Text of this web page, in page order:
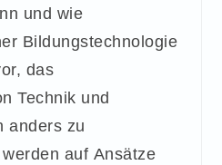
und wie
Bildungstechnologie
das
Technik und
anders zu
auf Ansätze